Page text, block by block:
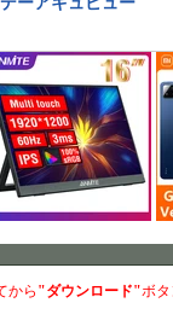
から "ダウンロード"ボ